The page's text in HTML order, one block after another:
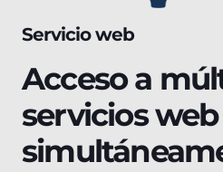
Servicio web
Acceso a
servicios web